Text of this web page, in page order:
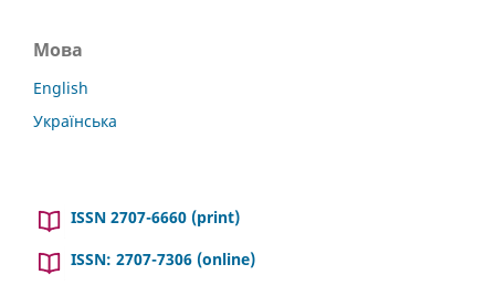
Мова
English
Українська
ISSN 2707-6660 (print)
ISSN: 2707-7306 (online)